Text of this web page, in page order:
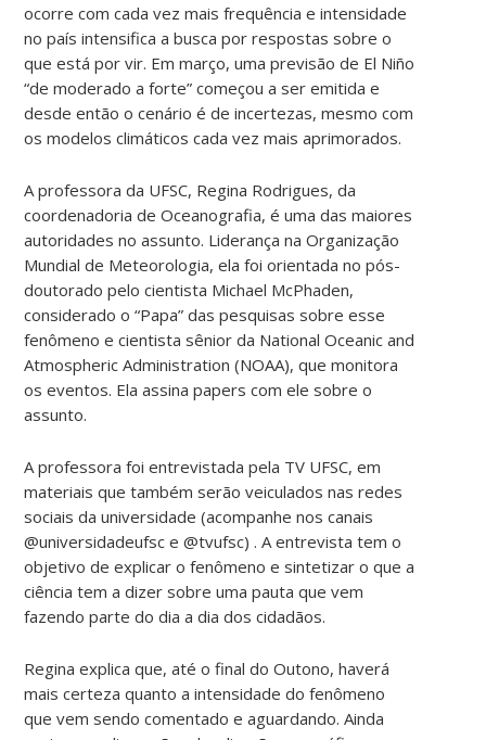
ocorre com cada vez mais frequência e intensidade
no país intensifica a busca por respostas sobre o
que está por vir. Em março, uma previsão de El Niño
“de moderado a forte” começou a ser emitida e
desde então o cenário é de incertezas, mesmo com
os modelos climáticos cada vez mais aprimorados.
A professora da UFSC, Regina Rodrigues, da
coordenadoria de Oceanografia, é uma das maiores
autoridades no assunto. Liderança na Organização
Mundial de Meteorologia, ela foi orientada no pós-
doutorado pelo cientista Michael McPhaden,
considerado o “Papa” das pesquisas sobre esse
fenômeno e cientista sênior da National Oceanic and
Atmospheric Administration (NOAA), que monitora
os eventos. Ela assina papers com ele sobre o
assunto.
A professora foi entrevistada pela TV UFSC, em
materiais que também serão veiculados nas redes
sociais da universidade (acompanhe nos canais
@universidadeufsc e @tvufsc) . A entrevista tem o
objetivo de explicar o fenômeno e sintetizar o que a
ciência tem a dizer sobre uma pauta que vem
fazendo parte do dia a dia dos cidadãos.
Regina explica que, até o final do Outono, haverá
mais certeza quanto a intensidade do fenômeno
que vem sendo comentado e aguardando. Ainda